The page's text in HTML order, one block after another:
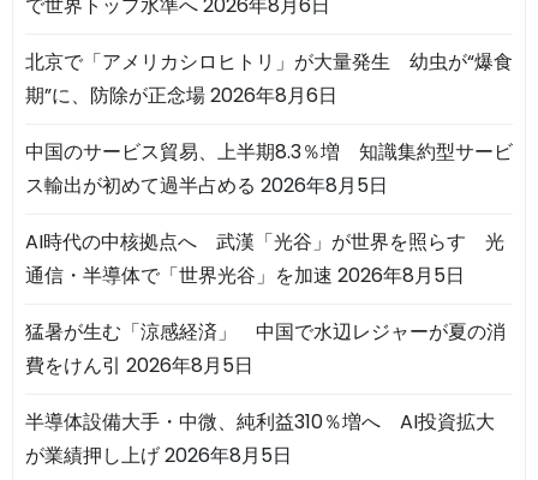
北京で「アメリカシロヒトリ」が大量発生 幼虫が“爆食
期”に、防除が正念場2026年8月6日
中国のサービス貿易、上半期8.3％増 知識集約型サービ
ス輸出が初めて過半占める 2026年8月5日
AI時代の中核拠点へ 武漢「光谷」が世界を照らす 光
通信・半導体で「世界光谷」を加速 2026年8月5日
猛暑が生む「涼感経済」 中国で水辺レジャーが夏の消
費をけん引 2026年8月5日
半導体設備大手・中微、純利益310％増へ AI投資拡大
が業績押し上げ2026年8月5日